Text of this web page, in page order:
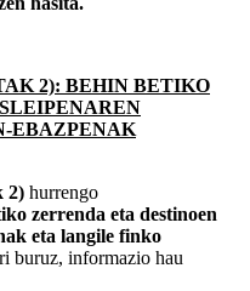
2): BEHIN BETIKO
EBAZPENAK
2) hurrengo
zerrenda eta destinoen
eta langile finko
buruz, informazio hau